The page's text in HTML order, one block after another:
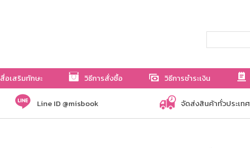
สื่อเสริมทักษะ วิธีการสั่งซื้อ วิธีการชำระเงิน
Line ID @misbook จัดส่งสินค้าทั่วประเทศ